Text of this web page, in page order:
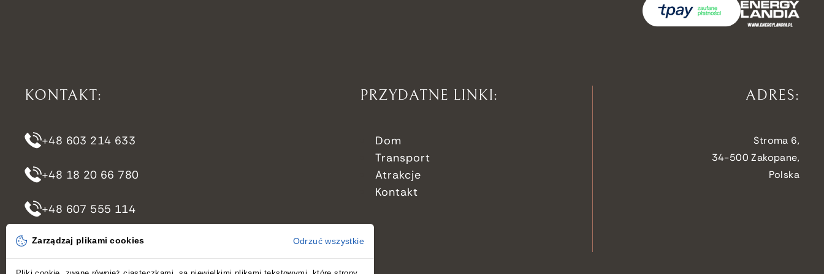
Zarządzaj plikami cookies Odrzuć wszystkie
KONTAKT:
+48 603 214 633
+48 18 20 66 780
+48 607 555 114
rezerwacje@domeknastromej.pl
PRZYDATNE LINKI:
Dom
Transport
Atrakcje
Kontakt
ADRES:
Stroma 6,
34-500 Zakopane,
Polska